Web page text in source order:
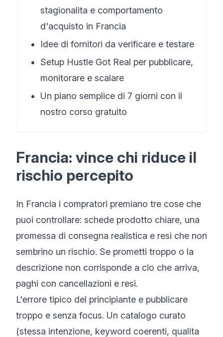
stagionalita e comportamento
d'acquisto in Francia
Idee di fornitori da verificare e testare
Setup Hustle Got Real per pubblicare,
monitorare e scalare
Un piano semplice di 7 giorni con il
nostro corso gratuito
Francia: vince chi riduce il
rischio percepito
In Francia i compratori premiano tre cose che
puoi controllare: schede prodotto chiare, una
promessa di consegna realistica e resi che non
sembrino un rischio. Se prometti troppo o la
descrizione non corrisponde a cio che arriva,
paghi con cancellazioni e resi.
L'errore tipico del principiante e pubblicare
troppo e senza focus. Un catalogo curato
(stessa intenzione, keyword coerenti, qualita